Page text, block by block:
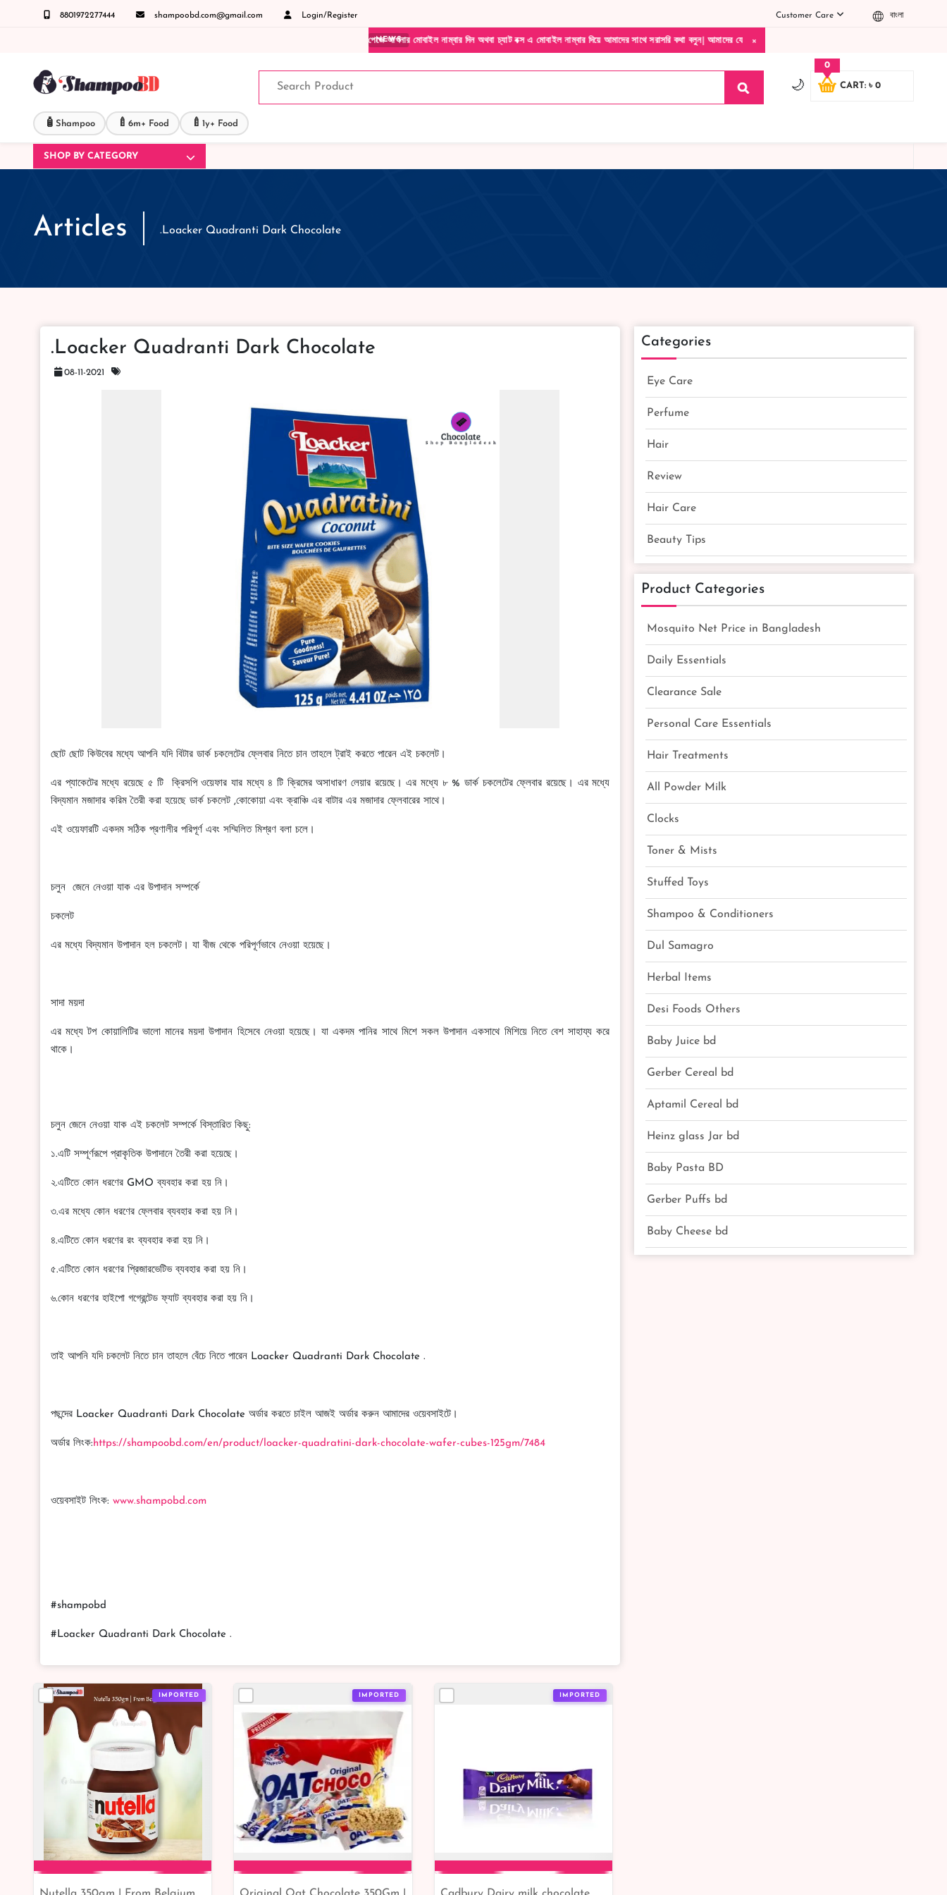
8801972277444 shampoobd.com@gmail.com Login/Register বাংলা
Customer Care
×
NEWS
জিজ্ঞাসায় কল করুনঃ ( IMO + Whatsapp ) +8801972277444 সহজে অর্ডার করতে প্রোডাক্ট পেজে আপনার মোবাইল নাম্বার দিন অথবা চ্যাট বক্স এ মোবাইল নাম্বার দিয়ে আমাদের সাথে সরাসরি কথা বলুন| আমাদের যেকোনো পণ্য হাতে নিয়ে দেখে টাকা দিবেন ডেলিভারি ম্যান চলে যাওয়ার পরে
🌙 CART: ৳ 0
0
🧴 Shampoo 🍼 6m+ Food 🍼 1y+ Food
SHOP BY CATEGORY
Articles .Loacker Quadranti Dark Chocolate
.Loacker Quadranti Dark Chocolate
08-11-2021
ছোট ছোট কিউবের মধ্যে আপনি যদি বিটার ডার্ক চকলেটের ফ্লেবার নিতে চান তাহলে ট্রাই করতে পারেন এই চকলেট।
এর প্যাকেটের মধ্যে রয়েছে ৫ টি ক্রিসপি ওয়েফার যার মধ্যে ৪ টি ক্রিমের অসাধারণ লেয়ার রয়েছে। এর মধ্যে ৮ % ডার্ক চকলেটের ফ্লেবার রয়েছে। এর মধ্যে
বিদ্যমান মজাদার করিম তৈরী করা হয়েছে ডার্ক চকলেট ,কোকোয়া এবং ক্রাঞ্চি এর বাটার এর মজাদার ফ্লেবারের সাথে।
এই ওয়েফারটি একদম সঠিক প্রণালীর পরিপূর্ণ এবং সম্মিলিত মিশ্রণ বলা চলে।
চলুন জেনে নেওয়া যাক এর উপাদান সম্পর্কে
চকলেট
এর মধ্যে বিদ্যমান উপাদান হল চকলেট। যা বীজ থেকে পরিপূর্ণভাবে নেওয়া হয়েছে।
সাদা ময়দা
এর মধ্যে টপ কোয়ালিটির ভালো মানের ময়দা উপাদান হিসেবে নেওয়া হয়েছে। যা একদম পানির সাথে মিশে সকল উপাদান একসাথে মিশিয়ে নিতে বেশ সাহায্য করে
থাকে।
চলুন জেনে নেওয়া যাক এই চকলেট সম্পর্কে বিস্তারিত কিছু:
১.এটি সম্পূর্ণরূপে প্রাকৃতিক উপাদানে তৈরী করা হয়েছে।
২.এটিতে কোন ধরণের GMO ব্যবহার করা হয় নি।
৩.এর মধ্যে কোন ধরণের ফ্লেবার ব্যবহার করা হয় নি।
৪.এটিতে কোন ধরণের রং ব্যবহার করা হয় নি।
৫.এটিতে কোন ধরণের প্রিজারভেটিভ ব্যবহার করা হয় নি।
৬.কোন ধরণের হাইপো গগ্রেন্টেড ফ্যাট ব্যবহার করা হয় নি।
তাই আপনি যদি চকলেট নিতে চান তাহলে বেঁচে নিতে পারেন Loacker Quadranti Dark Chocolate .
পছন্দের Loacker Quadranti Dark Chocolate অর্ডার করতে চাইল আজই অর্ডার করুন আমাদের ওয়েবসাইটে।
অর্ডার লিংক:https://shampoobd.com/en/product/loacker-quadratini-dark-chocolate-wafer-cubes-125gm/7484
ওয়েবসাইট লিংক: www.shampobd.com
#shampobd
#Loacker Quadranti Dark Chocolate .
IMPORTED IMPORTED IMPORTED
Categories
Eye Care
Perfume
Hair
Review
Hair Care
Beauty Tips
Product Categories
Mosquito Net Price in Bangladesh
Daily Essentials
Clearance Sale
Personal Care Essentials
Hair Treatments
All Powder Milk
Clocks
Toner & Mists
Stuffed Toys
Shampoo & Conditioners
Dul Samagro
Herbal Items
Desi Foods Others
Baby Juice bd
Gerber Cereal bd
Aptamil Cereal bd
Heinz glass Jar bd
Baby Pasta BD
Gerber Puffs bd
Baby Cheese bd